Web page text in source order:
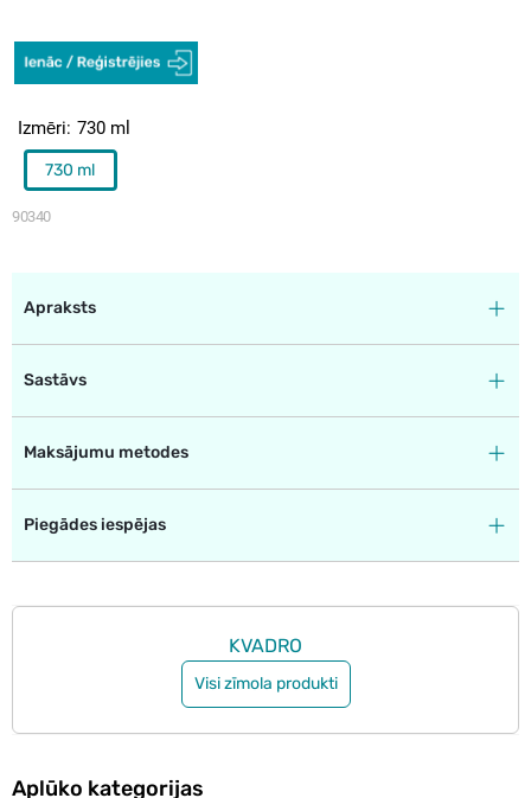
90340
Izmēri 730 ml
730 ml
Apraksts
Sastāvs
Maksājumu metodes
Piegādes iespējas
KVADRO
Visi zīmola produkti
Aplūko kategorijas